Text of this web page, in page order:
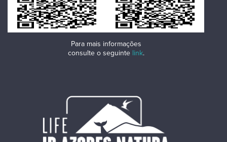
Para mais informações
consulte o seguinte link.